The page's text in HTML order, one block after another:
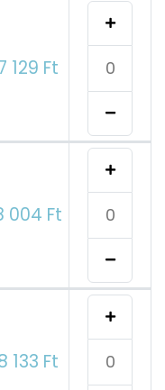
129 Ft
004 Ft
133 Ft